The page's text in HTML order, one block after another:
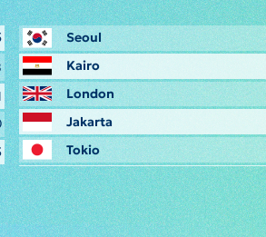
Seoul
Kairo
London
Jakarta
Tokio